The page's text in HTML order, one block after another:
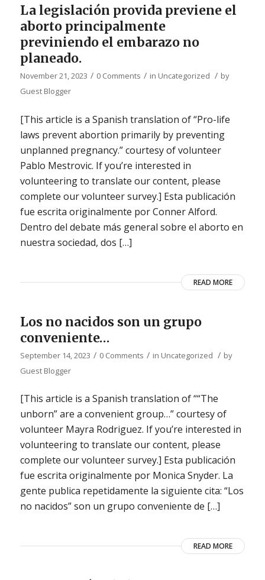
La legislación provida previene el
aborto principalmente
previniendo el embarazo no
planeado.
November 21, 2023 / 0 Comments / in Uncategorized / by
Guest Blogger
[This article is a Spanish translation of “Pro-life
laws prevent abortion primarily by preventing
unplanned pregnancy.” courtesy of volunteer
Pablo Mestrovic. If you’re interested in
volunteering to translate our content, please
complete our volunteer survey.] Esta publicación
fue escrita originalmente por Conner Alford.
Dentro del debate más general sobre el aborto en
nuestra sociedad, dos […]
READ MORE
Los no nacidos son un grupo
conveniente…
September 14, 2023 / 0 Comments / in Uncategorized / by
Guest Blogger
[This article is a Spanish translation of ““The
unborn” are a convenient group…” courtesy of
volunteer Mayra Rodriguez. If you’re interested in
volunteering to translate our content, please
complete our volunteer survey.] Esta publicación
fue escrita originalmente por Monica Snyder. La
gente publica repetidamente la siguiente cita: “Los
no nacidos” son un grupo conveniente de […]
READ MORE